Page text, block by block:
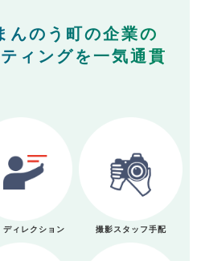
んのう町の企業の
ィングを一気通貫
ディレクション 撮影スタッフ手配